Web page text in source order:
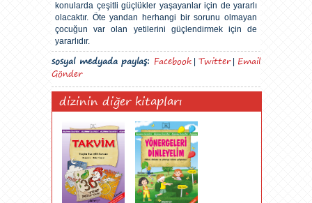
konularda çeşitli güçlükler yaşayanlar için de yararlı
olacaktır. Öte yandan herhangi bir sorunu olmayan
çocuğun var olan yetilerini güçlendirmek için de
yararlıdır.
sosyal medyada paylaş: Facebook| Twitter| Email
Gönder
dizinin diğer kitapları